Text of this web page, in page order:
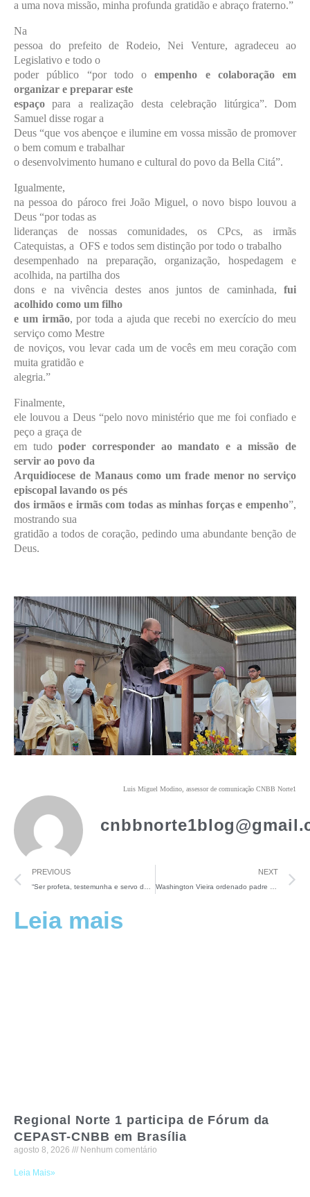
Leia mais
Regional Norte 1 participa de Fórum da
CEPAST-CNBB em Brasília
agosto 8, 2026 Nenhum comentário
Leia Mais»
a uma nova missão, minha profunda gratidão e abraço fraterno.”
Na
pessoa do prefeito de Rodeio, Nei Venture, agradeceu ao
Legislativo e todo o
poder público “por todo oempenho e colaboração em
organizar e preparar este
espaço para a realização desta celebração litúrgica”. Dom
Samuel disse rogar a
Deus “que vos abençoe e ilumine em vossa missão de promover
o bem comum e trabalhar
o desenvolvimento humano e cultural do povo da Bella Citá”.
Igualmente,
na pessoa do pároco frei João Miguel, o novo bispo louvou a
Deus “por todas as
lideranças de nossas comunidades, os CPcs, as irmãs
Catequistas, a OFS e todos sem distinção por todo o trabalho
desempenhado na preparação, organização, hospedagem e
acolhida, na partilha dos
dons e na vivência destes anos juntos de caminhada, fui
acolhido como um filho
e um irmão, por toda a ajuda que recebi no exercício do meu
serviço como Mestre
de noviços, vou levar cada um de vocês em meu coração com
muita gratidão e
alegria.”
Finalmente,
ele louvou a Deus “pelo novo ministério que me foi confiado e
peço a graça de
em tudopoder corresponder ao mandato e a missão de
servir ao povo da
Arquidiocese de Manaus como um frade menor no serviço
episcopal lavando os pés
dos irmãos e irmãs com todas as minhas forças e empenho”,
mostrando sua
gratidão a todos de coração, pedindo uma abundante benção de
Deus.
Luis Miguel Modino, assessor de comunicação CNBB Norte1
PREVIOUS NEXT